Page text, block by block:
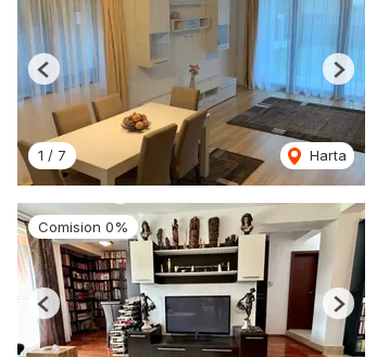
1 / 7 Harta
Previous Next
Comision 0%
Previous Next